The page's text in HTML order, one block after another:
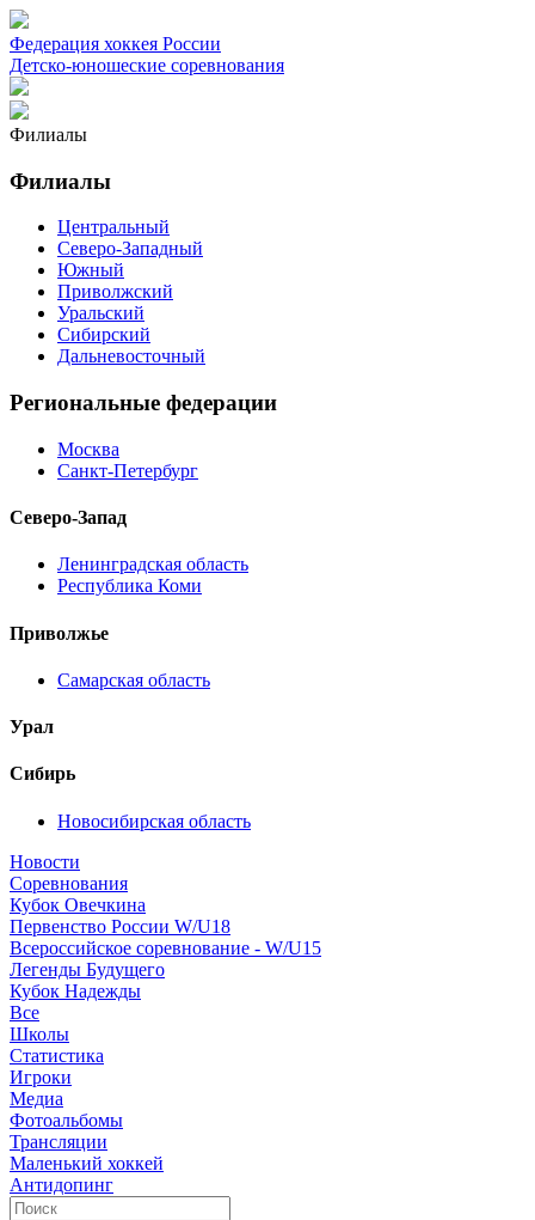
Федерация хоккея России
Детско-юношеские соревнования
Филиалы
Филиалы
Центральный
Северо-Западный
Южный
Приволжский
Уральский
Сибирский
Дальневосточный
Региональные федерации
Москва
Санкт-Петербург
Северо-Запад
Ленинградская область
Республика Коми
Приволжье
Самарская область
Урал
Сибирь
Новосибирская область
Новости
Соревнования
Кубок Овечкина
Первенство России W/U18
Всероссийское соревнование - W/U15
Легенды Будущего
Кубок Надежды
Все
Школы
Статистика
Игроки
Медиа
Фотоальбомы
Трансляции
Маленький хоккей
Антидопинг